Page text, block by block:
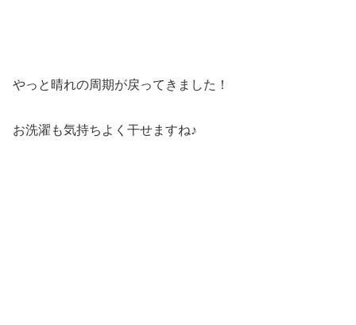
やっと晴れの周期が戻ってきました！
お洗濯も気持ちよく干せますね♪